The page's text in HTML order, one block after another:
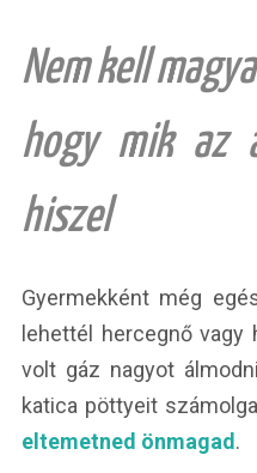
Nem kell
hogy mik az
hiszel
Gyermekként még
lehettél hercegnő vagy
volt gáz nagyot
katica pöttyeit
eltemetned önmagad.